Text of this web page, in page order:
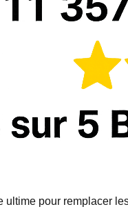
ultime pour remplacer